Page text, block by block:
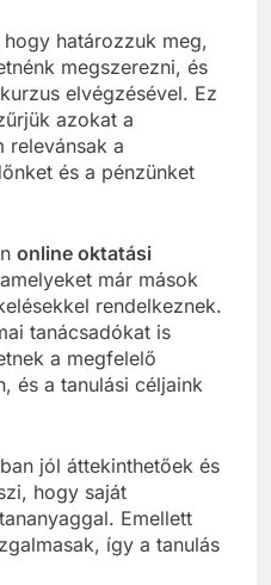
határozzuk meg,
megszerezni, és
elvégzésével. Ez
azokat a
relevánsak a
és a pénzünket
online oktatási
már mások
rendelkeznek.
tanácsadókat is
a megfelelő
és a tanulási céljaink
jól áttekinthetőek és
hogy saját
Emellett
így a tanulás